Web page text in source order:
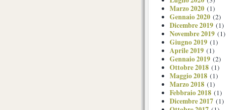
Marzo 2020 (1)
Gennaio 2020 (2)
Dicembre 2019 (1)
Novembre 2019 (1)
Giugno 2019 (1)
Aprile 2019 (1)
Gennaio 2019 (2)
Ottobre 2018 (1)
Maggio 2018 (1)
Marzo 2018 (1)
Febbraio 2018 (1)
Dicembre 2017 (1)